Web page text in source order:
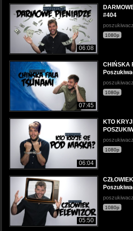
06:08
#404
poszukiwacz
1080p
07:45
CHIŃSKA
poszukiwacz
1080p
06:04
KTO
poszukiwacz
1080p
05:50
poszukiwacz
1080p